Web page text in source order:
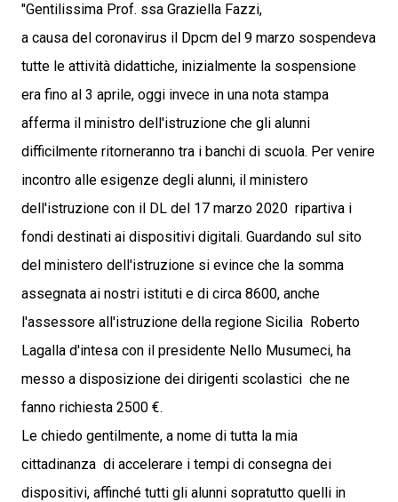
"Gentilissima Prof. ssa Graziella Fazzi,
a causa del coronavirus il Dpcm del 9 marzo sospendeva
tutte le attività didattiche, inizialmente la sospensione
era fino al 3 aprile, oggi invece in una nota stampa
afferma il ministro dell'istruzione che gli alunni
difficilmente ritorneranno tra i banchi di scuola. Per venire
incontro alle esigenze degli alunni, il ministero
dell'istruzione con il DL del 17 marzo 2020 ripartiva i
fondi destinati ai dispositivi digitali. Guardando sul sito
del ministero dell'istruzione si evince che la somma
assegnata ai nostri istituti e di circa 8600, anche
l'assessore all'istruzione della regione Sicilia Roberto
Lagalla d'intesa con il presidente Nello Musumeci, ha
messo a disposizione dei dirigenti scolastici che ne
fanno richiesta 2500 €.
Le chiedo gentilmente, a nome di tutta la mia
cittadinanza di accelerare i tempi di consegna dei
dispositivi, affinché tutti gli alunni sopratutto quelli in